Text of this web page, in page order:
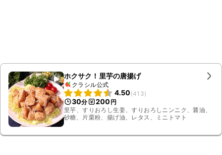
ホクサク！里芋の唐揚げ
クラシル公式
4.50(413)
30分 200 円
里芋、すりおろし生姜、すりおろしニンニク、醤油、
砂糖、片栗粉、揚げ油、レタス、ミニトマト